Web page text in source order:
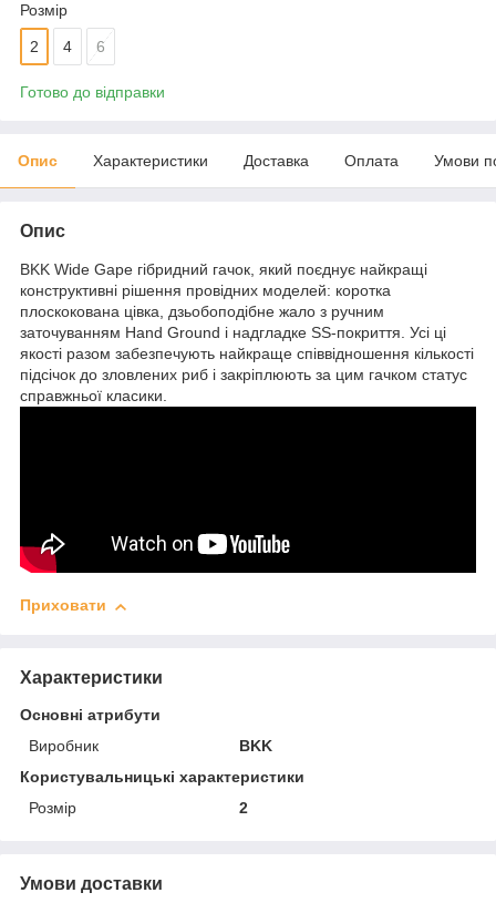
Розмір
2 4 6
Готово до відправки
Опис Характеристики Доставка Оплата Умови
Опис
BKK Wide Gape гібридний гачок, який поєднує найкращі
конструктивні рішення провідних моделей: коротка
плоскокована цівка, дзьобоподібне жало з ручним
заточуванням Hand Ground і надгладке SS-покриття. Усі ці
якості разом забезпечують найкраще співвідношення кількості
підсічок до зловлених риб і закріплюють за цим гачком статус
справжньої класики.
Приховати
Характеристики
Основні атрибути
Виробник
BKK
Користувальницькі характеристики
Розмір
2
Умови доставки